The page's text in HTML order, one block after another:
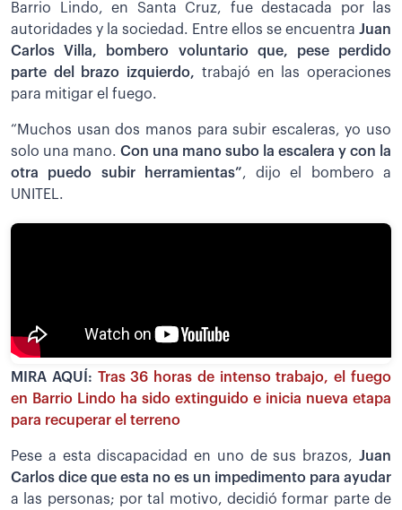
Barrio Lindo, en Santa Cruz, fue destacada por las
autoridades y la sociedad. Entre ellos se encuentra Juan
Carlos Villa, bombero voluntario que, pese perdido
parte del brazo izquierdo, trabajó en las operaciones
para mitigar el fuego.
“Muchos usan dos manos para subir escaleras, yo uso
solo una mano. Con una mano subo la escalera y con la
otra puedo subir herramientas”, dijo el bombero a
UNITEL.
MIRA AQUÍ: Tras 36 horas de intenso trabajo, el fuego
en Barrio Lindo ha sido extinguido e inicia nueva etapa
para recuperar el terreno
Pese a esta discapacidad en uno de sus brazos, Juan
Carlos dice que esta no es un impedimento para ayudar
a las personas; por tal motivo, decidió formar parte de